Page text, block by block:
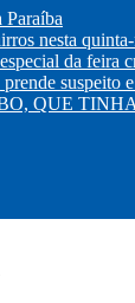
nesta
da feira
suspeito e
QUE